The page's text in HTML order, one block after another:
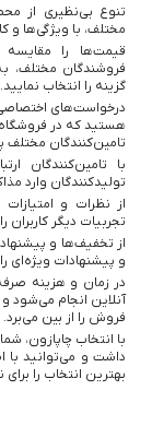
تنوع بی‌نظیری از
مختلف، با ویژگی‌ها و
قیمت‌ها را
فروشندگان مختلف،
گزینه را انتخاب نمایید.
درخواست‌های
هستید که در
تامین‌کنندگان مختلف
با تامین‌کنندگان
تولیدکنندگان وارد
از نظرات و
تجربیات دیگر کاربران
از تخفیف‌ها و
و پیشنهادات ویژه‌ای
در زمان و هزینه
آنلاین انجام می‌شود
فروش را از بین می‌برد.
با انتخاب چاپازون،
داشت و می‌توانید با
بهترین انتخاب را